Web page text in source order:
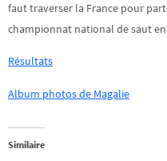
faut traverser la France pour
championnat national de saut
Résultats
Album photos de Magalie
Similaire